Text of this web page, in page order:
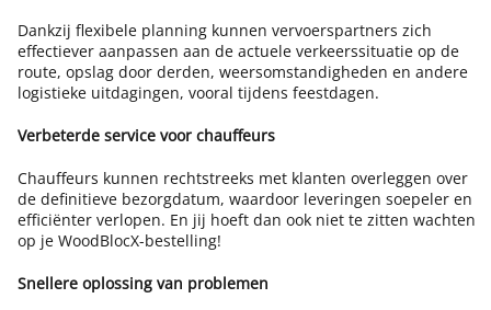
Dankzij flexibele planning kunnen vervoerspartners zich
effectiever aanpassen aan de actuele verkeerssituatie op de
route, opslag door derden, weersomstandigheden en andere
logistieke uitdagingen, vooral tijdens feestdagen.
Verbeterde service voor chauffeurs
Chauffeurs kunnen rechtstreeks met klanten overleggen over
de definitieve bezorgdatum, waardoor leveringen soepeler en
efficiënter verlopen. En jij hoeft dan ook niet te zitten wachten
op je WoodBlocX-bestelling!
Snellere oplossing van problemen